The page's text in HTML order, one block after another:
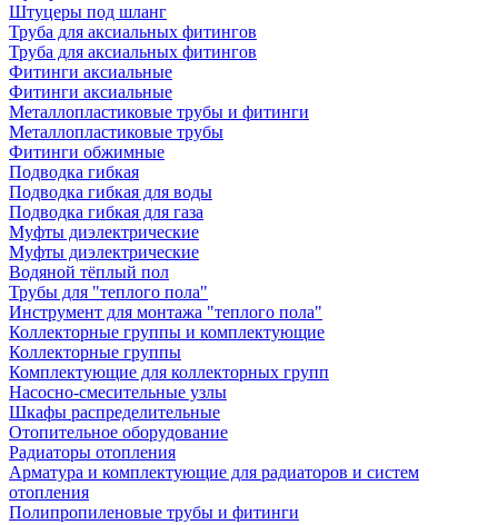
Штуцеры под шланг
Труба для аксиальных фитингов
Труба для аксиальных фитингов
Фитинги аксиальные
Фитинги аксиальные
Металлопластиковые трубы и фитинги
Металлопластиковые трубы
Фитинги обжимные
Подводка гибкая
Подводка гибкая для воды
Подводка гибкая для газа
Муфты диэлектрические
Муфты диэлектрические
Водяной тёплый пол
Трубы для "теплого пола"
Инструмент для монтажа "теплого пола"
Коллекторные группы и комплектующие
Коллекторные группы
Комплектующие для коллекторных групп
Насосно-смесительные узлы
Шкафы распределительные
Отопительное оборудование
Радиаторы отопления
Арматура и комплектующие для радиаторов и систем
отопления
Полипропиленовые трубы и фитинги